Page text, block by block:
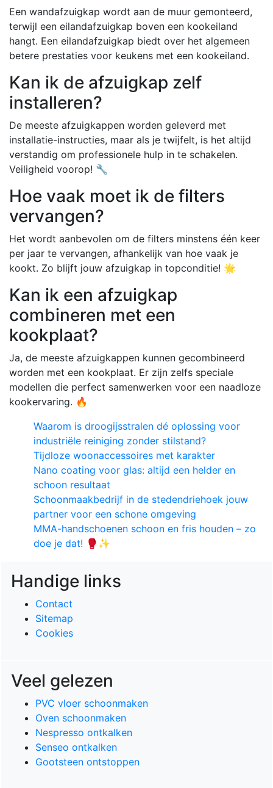
Een wandafzuigkap wordt aan de muur gemonteerd,
terwijl een eilandafzuigkap boven een kookeiland
hangt. Een eilandafzuigkap biedt over het algemeen
betere prestaties voor keukens met een kookeiland.
Kan ik de afzuigkap zelf
installeren?
De meeste afzuigkappen worden geleverd met
installatie-instructies, maar als je twijfelt, is het altijd
verstandig om professionele hulp in te schakelen.
Veiligheid voorop! 🔧
Hoe vaak moet ik de filters
vervangen?
Het wordt aanbevolen om de filters minstens één keer
per jaar te vervangen, afhankelijk van hoe vaak je
kookt. Zo blijft jouw afzuigkap in topconditie! 🌟
Kan ik een afzuigkap
combineren met een
kookplaat?
Ja, de meeste afzuigkappen kunnen gecombineerd
worden met een kookplaat. Er zijn zelfs speciale
modellen die perfect samenwerken voor een naadloze
kookervaring. 🔥
Waarom is droogijsstralen dé oplossing voor
industriële reiniging zonder stilstand?
Tijdloze woonaccessoires met karakter
Nano coating voor glas: altijd een helder en
schoon resultaat
Schoonmaakbedrijf in de stedendriehoek jouw
partner voor een schone omgeving
MMA-handschoenen schoon en fris houden – zo
doe je dat! 🥊✨
Handige links
Contact
Sitemap
Cookies
Veel gelezen
PVC vloer schoonmaken
Oven schoonmaken
Nespresso ontkalken
Senseo ontkalken
Gootsteen ontstoppen